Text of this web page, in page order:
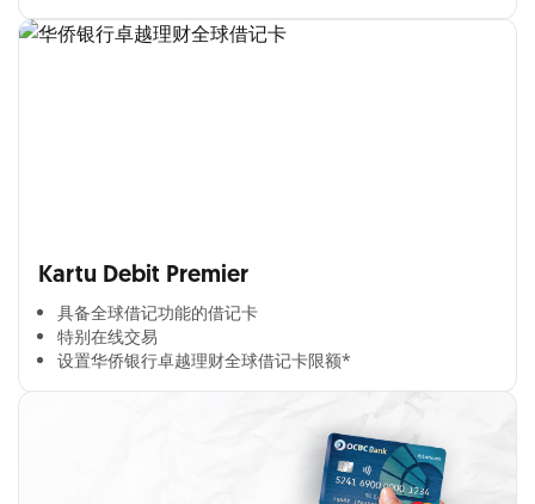
Kartu Debit Premier
具备全球借记功能的借记卡​
特别在线交易​
设置华侨银行卓越理财全球借记卡限额*​